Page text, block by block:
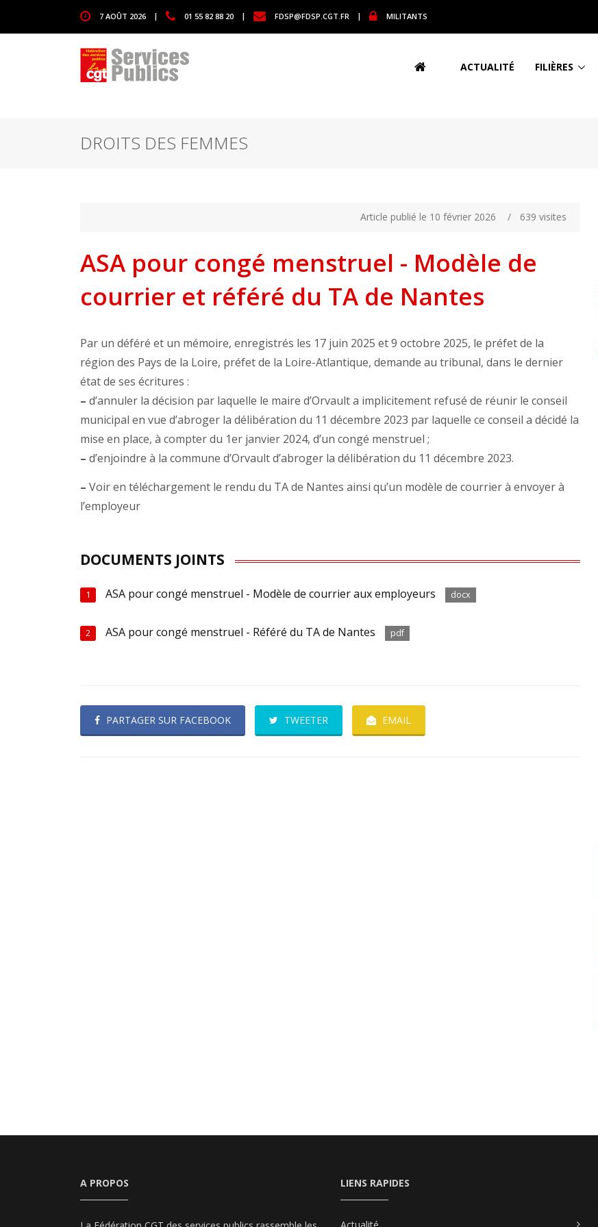
7 AOÛT 2026 | 01 55 82 88 20 | FDSP@FDSP.CGT.FR | MILITANTS
ACTUALITÉ FILIÈRES
DROITS DES FEMMES
Article publié le 10 février 2026 / 639 visites
ASA pour congé menstruel - Modèle de
courrier et référé du TA de Nantes
Par un déféré et un mémoire, enregistrés les 17 juin 2025 et 9 octobre 2025, le préfet de la
région des Pays de la Loire, préfet de la Loire-Atlantique, demande au tribunal, dans le dernier
état de ses écritures :
– d’annuler la décision par laquelle le maire d’Orvault a implicitement refusé de réunir le conseil
municipal en vue d’abroger la délibération du 11 décembre 2023 par laquelle ce conseil a décidé la
mise en place, à compter du 1er janvier 2024, d’un congé menstruel ;
– d’enjoindre à la commune d’Orvault d’abroger la délibération du 11 décembre 2023.
– Voir en téléchargement le rendu du TA de Nantes ainsi qu’un modèle de courrier à envoyer à
l’employeur
DOCUMENTS JOINTS
1 ASA pour congé menstruel - Modèle de courrier aux employeurs docx
2 ASA pour congé menstruel - Référé du TA de Nantes pdf
PARTAGER SUR FACEBOOK TWEETER EMAIL
A PROPOS LIENS RAPIDES
Actualité